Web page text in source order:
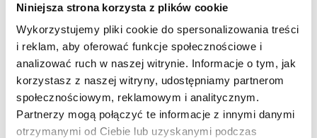
Niniejsza strona korzysta z plików cookie
Wykorzystujemy pliki cookie do spersonalizowania treści
i reklam, aby oferować funkcje społecznościowe i
analizować ruch w naszej witrynie. Informacje o tym, jak
korzystasz z naszej witryny, udostępniamy partnerom
społecznościowym, reklamowym i analitycznym.
Partnerzy mogą połączyć te informacje z innymi danymi
otrzymanymi od Ciebie lub uzyskanymi podczas
z talentami jest trochę jak z poziomem morza,
do którego odnosimy wysokości bezwzględne...
Obserwuj mnie